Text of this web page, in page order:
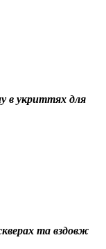
в укриттях для
та вздовж